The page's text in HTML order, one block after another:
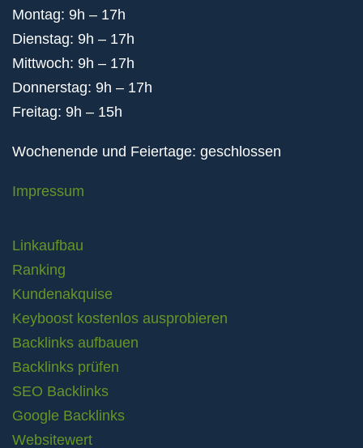
Montag: 9h – 17h
Dienstag: 9h – 17h
Mittwoch: 9h – 17h
Donnerstag: 9h – 17h
Freitag: 9h – 15h
Wochenende und Feiertage: geschlossen
Impressum
Linkaufbau
Ranking
Kundenakquise
Keyboost kostenlos ausprobieren
Backlinks aufbauen
Backlinks prüfen
SEO Backlinks
Google Backlinks
Websitewert